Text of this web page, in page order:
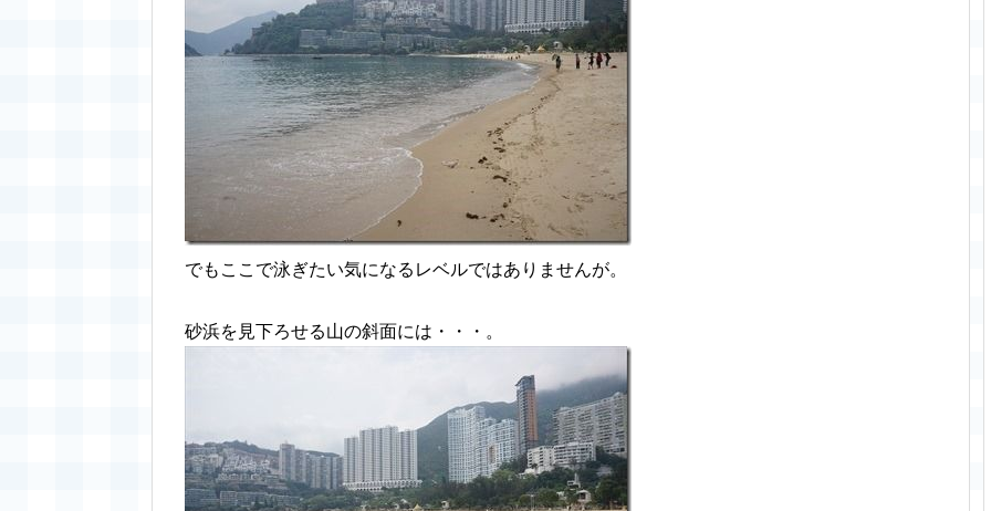
でもここで泳ぎたい気になるレベルではありませんが。
砂浜を見下ろせる山の斜面には・・・。